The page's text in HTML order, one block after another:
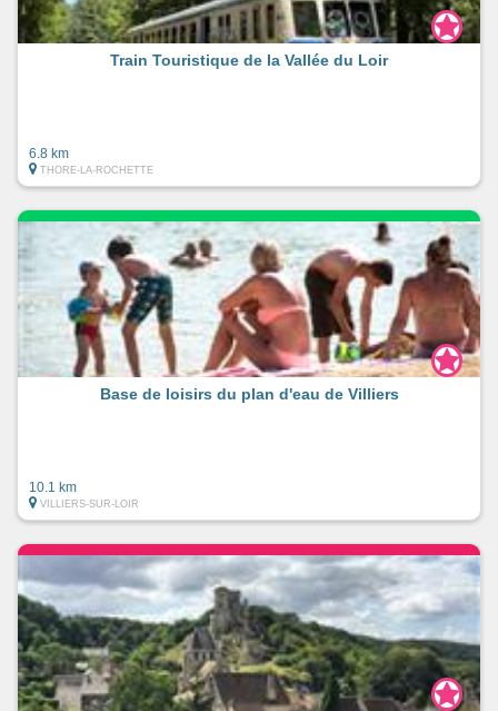
Train Touristique de la Vallée du Loir
6.8 km
THORE-LA-ROCHETTE
Base de loisirs du plan d'eau de Villiers
10.1 km
VILLIERS-SUR-LOIR